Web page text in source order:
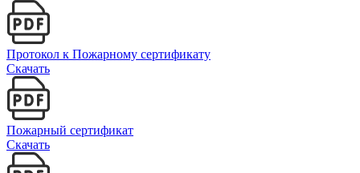
Протокол к Пожарному сертификату
Скачать
Пожарный сертификат
Скачать